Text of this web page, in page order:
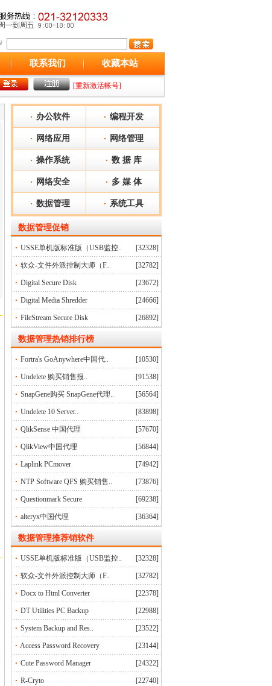
联系我们 收藏本站
[重新激活帐号]
办公软件 编程开发
网络应用 网络管理
操作系统 数 据 库
网络安全 多 媒 体
数据管理 系统工具
数据管理促销
USSE单机版标准版（USB监控.. [32328]
软众-文件外派控制大师（F.. [32782]
Digital Secure Disk [23672]
Digital Media Shredder [24666]
FileStream Secure Disk [26892]
数据管理热销排行榜
Fortra's GoAnywhere中国代.. [10530]
Undelete 购买销售报.. [91538]
SnapGene购买 SnapGene代理.. [56564]
Undelete 10 Server.. [83898]
QlikSense 中国代理 [57670]
QlikView中国代理 [56844]
Laplink PCmover [74942]
NTP Software QFS 购买销售.. [73876]
Questionmark Secure [69238]
alteryx中国代理 [36364]
数据管理推荐销软件
USSE单机版标准版（USB监控.. [32328]
软众-文件外派控制大师（F.. [32782]
Docx to Html Converter [22378]
DT Utilities PC Backup [22988]
System Backup and Res.. [23522]
Access Password Recovery [23144]
Cute Password Manager [24322]
R-Cryto [22740]